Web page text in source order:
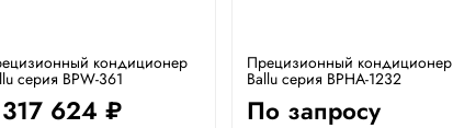
кондиционер
серия BPW-361
624 ₽
Прецизионный кондиционер
Ballu серия BPHA-1232
По запросу